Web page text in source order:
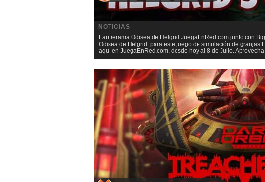
NOTICIAS
Farmerama Odisea de Helgrid JuegaEnRed.com junto con
Odisea de Helgrid, para este juego de simulación de granjas
aquí en JuegaEnRed.com, desde hoy al 8 de Julio. Aprovecha